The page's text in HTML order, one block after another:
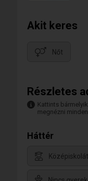
Akit keres
Nőt
Részletes
Kattints
megnézni
Háttér